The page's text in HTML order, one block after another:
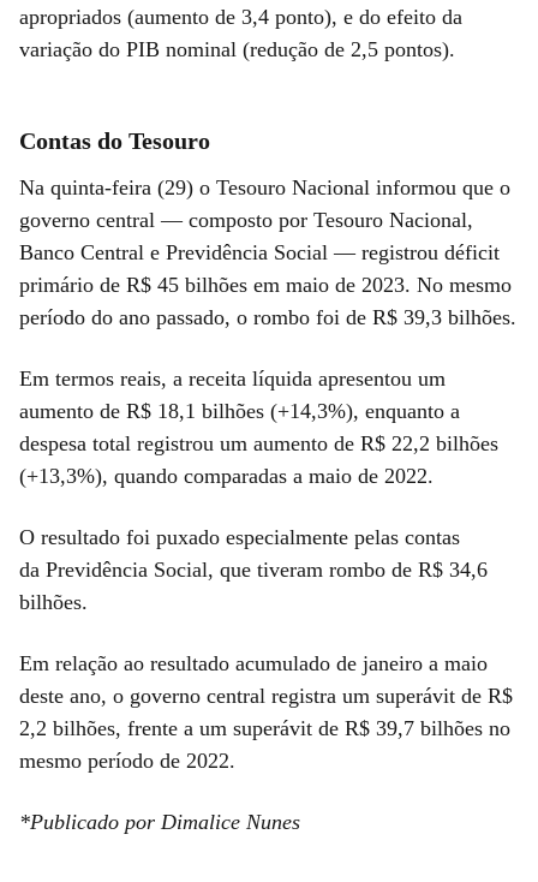
apropriados (aumento de 3,4 ponto), e do efeito da
variação do PIB nominal (redução de 2,5 pontos).
Contas do Tesouro
Na quinta-feira (29) o Tesouro Nacional informou que o
governo central — composto por Tesouro Nacional,
Banco Central e Previdência Social — registrou déficit
primário de R$ 45 bilhões em maio de 2023. No mesmo
período do ano passado, o rombo foi de R$ 39,3 bilhões.
Em termos reais, a receita líquida apresentou um
aumento de R$ 18,1 bilhões (+14,3%), enquanto a
despesa total registrou um aumento de R$ 22,2 bilhões
(+13,3%), quando comparadas a maio de 2022.
O resultado foi puxado especialmente pelas contas
da Previdência Social, que tiveram rombo de R$ 34,6
bilhões.
Em relação ao resultado acumulado de janeiro a maio
deste ano, o governo central registra um superávit de R$
2,2 bilhões, frente a um superávit de R$ 39,7 bilhões no
mesmo período de 2022.
*Publicado por Dimalice Nunes